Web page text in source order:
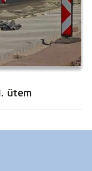
ütem